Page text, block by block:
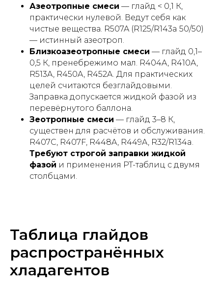
Азеотропные смеси — глайд < 0,1 К,
практически нулевой. Ведут себя как
чистые вещества. R507A (R125/R143a 50/50)
— истинный азеотроп.
Близкоазеотропные смеси — глайд 0,1–
0,5 К, пренебрежимо мал. R404A, R410A,
R513A, R450A, R452A. Для практических
целей считаются безглайдовыми.
Заправка допускается жидкой фазой из
перевёрнутого баллона.
Зеотропные смеси — глайд 3–8 К,
существен для расчётов и обслуживания.
R407C, R407F, R448A, R449A, R32/R134a.
Требуют строгой заправки жидкой
фазой и применения PT-таблиц с двумя
столбцами.
Таблица глайдов
распространённых
хладагентов